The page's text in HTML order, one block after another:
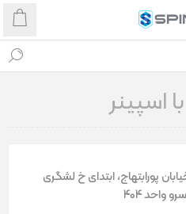
اسپینر
پورابتهاج، ابتدای خ لشگری
واحد 404